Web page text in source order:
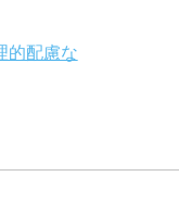
的配慮な